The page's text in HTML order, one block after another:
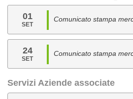
01
SET
Comunicato stampa
24
SET
Comunicato stampa
Servizi Aziende associate